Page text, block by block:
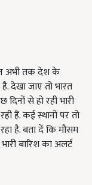
अभी तक देश के
देखा जाए तो भारत
से हो रही भारी
हैं. कई स्थानों पर तो
है. बता दें कि मौसम
बारिश का अलर्ट